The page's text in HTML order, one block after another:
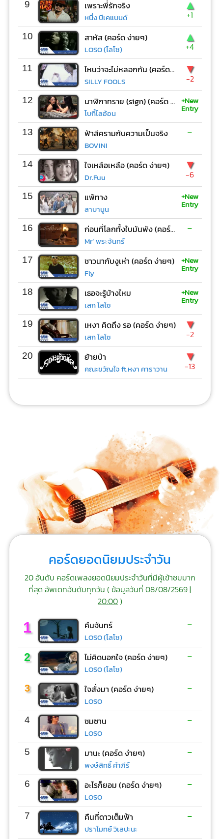
9 เพราะพี่รักจริง
หนึ่ง บีเคแบนด์
▲
+1
10 สาหัส (คอร์ด ง่ายๆ)
LOSO (โลโซ)
▲
+4
11 ไหนว่าจะไม่หลอกกัน (คอร์ด ง่ายๆ)
SILLY FOOLS
▼
-2
12 นาฬิกาทราย (sign) (คอร์ด ง่ายๆ)
โบกี้ไลอ้อน
+New
Entry
13 ฟ้าสีครามกับความเป็นจริง
BOVINI
-
14 ใจเหลือเหลือ (คอร์ด ง่ายๆ)
Dr.Fuu
▼
-6
15 แพ้ทาง
ลาบานูน
+New
Entry
16 ก่อนที่โลกทั้งใบมันพัง (คอร์ด ง่ายๆ)
Mr’ พระจันทร์
-
17 ชาวนากับงูเห่า (คอร์ด ง่ายๆ)
Fly
+New
Entry
18 เธอจะรู้บ้างไหม
เสก โลโซ
+New
Entry
19 เหงา คิดถึง รอ (คอร์ด ง่ายๆ)
เสก โลโซ
▼
-2
20 ย้ายป่า
คณะขวัญใจ ft.หงา คาราวาน
▼
-13
คอร์ดยอดนิยมประจำวัน
20 อันดับ คอร์ดเพลงยอดนิยมประจำวันที่มีผู้เข้าชมมาก
ที่สุด อัพเดทอันดับทุกวัน (ข้อมูลวันที่ 08/08/2569 |
20:00)
1 คืนจันทร์
LOSO (โลโซ)
-
2 ไม่คิดนอกใจ (คอร์ด ง่ายๆ)
LOSO (โลโซ)
-
3 ใจสั่งมา (คอร์ด ง่ายๆ)
LOSO
-
4 ซมซาน
LOSO
-
5 มานะ (คอร์ด ง่ายๆ)
พงษ์สิทธิ์ คำภีร์
-
6 อะไรก็ยอม (คอร์ด ง่ายๆ)
LOSO
-
7 คืนที่ดาวเต็มฟ้า
ปราโมทย์ วิเลปะนะ
-